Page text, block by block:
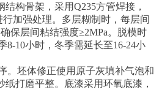
构骨架，采用Q235方管焊接，
加强处理。多层糊制时，每层间
保层间粘结强度≥2MPa。脱模时
8-10小时，冬季需延长至16-24小
。坯体修正使用原子灰填补气泡和
纸打磨平整。底漆采用环氧底漆，